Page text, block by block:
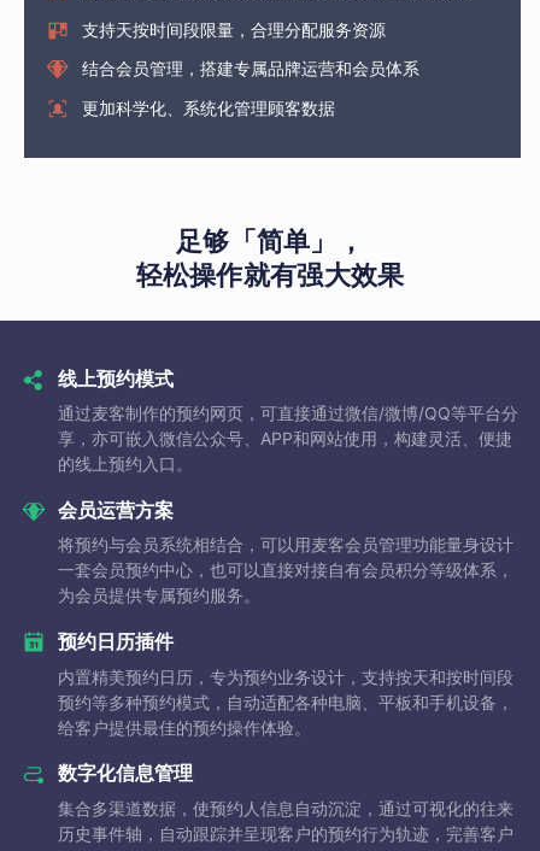
支持天按时间段限量，合理分配服务资源
结合会员管理，搭建专属品牌运营和会员体系
更加科学化、系统化管理顾客数据
足够「简单」，
轻松操作就有强大效果
线上预约模式
通过麦客制作的预约网页，可直接通过微信/微博/QQ等平台分
享，亦可嵌入微信公众号、APP和网站使用，构建灵活、便捷
的线上预约入口。
会员运营方案
将预约与会员系统相结合，可以用麦客会员管理功能量身设计
一套会员预约中心，也可以直接对接自有会员积分等级体系，
为会员提供专属预约服务。
预约日历插件
内置精美预约日历，专为预约业务设计，支持按天和按时间段
预约等多种预约模式，自动适配各种电脑、平板和手机设备，
给客户提供最佳的预约操作体验。
数字化信息管理
集合多渠道数据，使预约人信息自动沉淀，通过可视化的往来
历史事件轴，自动跟踪并呈现客户的预约行为轨迹，完善客户